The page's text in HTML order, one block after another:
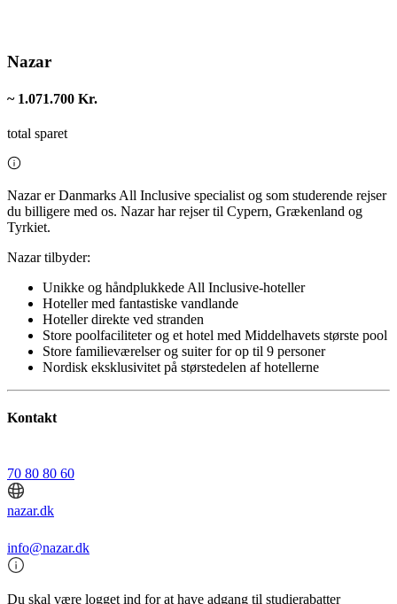
Nazar
~ 1.071.700 Kr.
total sparet
Nazar er Danmarks All Inclusive specialist og som studerende rejser
du billigere med os. Nazar har rejser til Cypern, Grækenland og
Tyrkiet.
Nazar tilbyder:
Unikke og håndplukkede All Inclusive-hoteller
Hoteller med fantastiske vandlande
Hoteller direkte ved stranden
Store poolfaciliteter og et hotel med Middelhavets største pool
Store familieværelser og suiter for op til 9 personer
Nordisk eksklusivitet på størstedelen af hotellerne
Kontakt
70 80 80 60
nazar.dk
info@nazar.dk
Du skal være logget ind for at have adgang til studierabatter